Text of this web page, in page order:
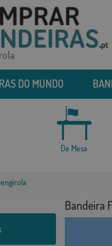
DO MUNDO
De Mesa
Bandeira